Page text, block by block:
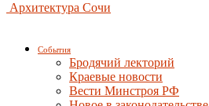
Архитектура Сочи
События
Бродячий лекторий
Краевые новости
Вести Минстроя РФ